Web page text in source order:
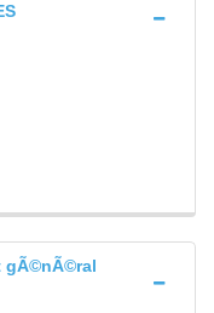
gÃ©nÃ©ral